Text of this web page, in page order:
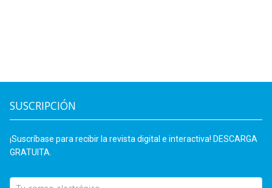
SUSCRIPCIÓN
¡Suscríbase para recibir la revista digital e interactiva! DESCARGA
GRATUITA.